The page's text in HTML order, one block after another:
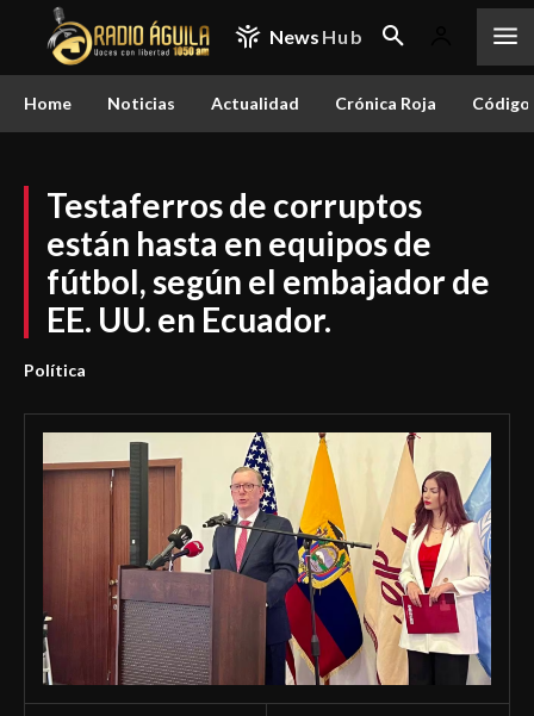
News Hub
Home Noticias Actualidad Crónica Roja
Testaferros de corruptos
están hasta en equipos de
fútbol, según el embajador de
EE. UU. en Ecuador.
Política